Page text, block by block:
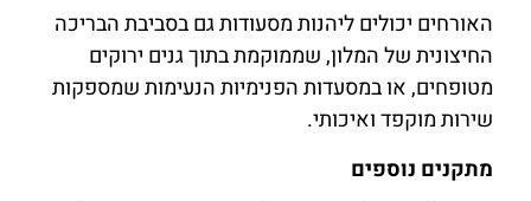
האורחים יכולים ליהנות מסעודות גם בסביבת הבריכה
החיצונית של המלון, שממוקמת בתוך גנים ירוקים
מטופחים, או במסעדות הפנימיות הנעימות שמספקות
שירות מוקפד ואיכותי.
מתקנים נוספים